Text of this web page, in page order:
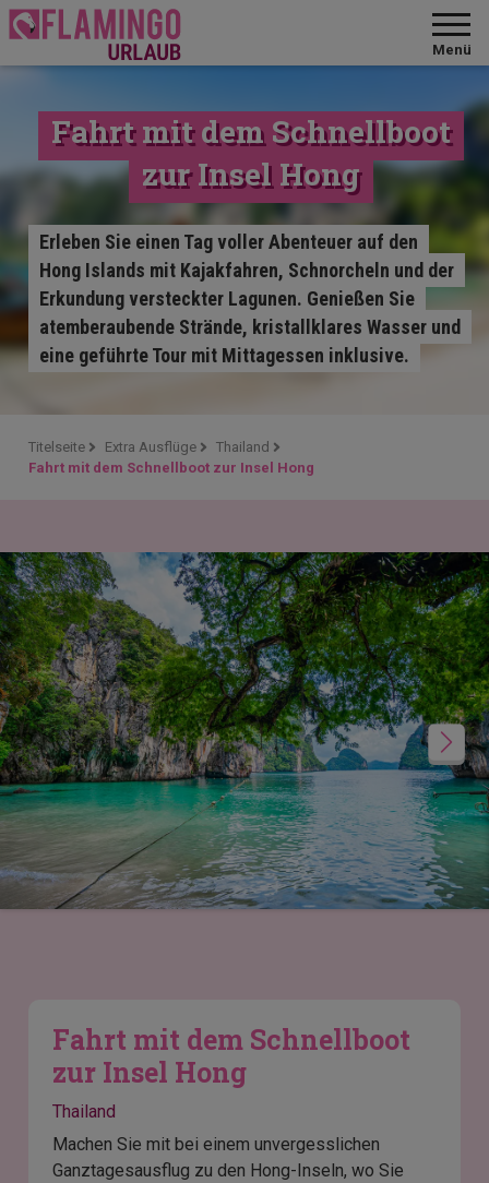
Menü
Fahrt mit dem Schnellboot
zur Insel Hong
Erleben Sie einen Tag voller Abenteuer auf den
Hong Islands mit Kajakfahren, Schnorcheln und der
Erkundung versteckter Lagunen. Genießen Sie
atemberaubende Strände, kristallklares Wasser und
eine geführte Tour mit Mittagessen inklusive.
Titelseite Extra Ausflüge
Thailand
Fahrt mit dem Schnellboot zur Insel Hong
Fahrt mit dem Schnellboot
zur Insel Hong
Thailand
Machen Sie mit bei einem unvergesslichen
Ganztagesausflug zu den Hong-Inseln, wo Sie